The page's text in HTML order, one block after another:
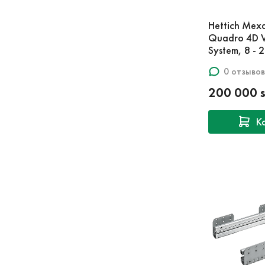
Hettich
Quadro 4D
System, 8 -
0 отзывов
200 000